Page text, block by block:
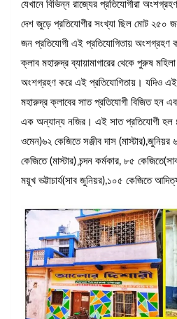
যেখানে বিভিন্ন রাজ্যের প্রতিযোগীরা
দেশ জুড়ে প্রতিযোগীর সংখ্যা ছিল মোট ২৫০
জন প্রতিযোগী এই প্রতিযোগিতায় অংশগ্রহণ
ক্লাব মহারুদ্র ব্যায়ামাগারের থেকে পুরুষ
অংশগ্রহণ করে এই প্রতিযোগিতায়। যদিও এই
মহারুদ্র ক্লাবের সাত প্রতিযোগী বিজিত হন
এক অন্যান্য নজির। এই সাত প্রতিযোগী হল
ওমেন)৬২ কেজিতে সঞ্জীব দাস
কেজিতে (মাস্টার) চন্দন কর্মকার, ৮৫
ময়ূখ ভট্টাচার্য(সাব জুনিয়র),১০৫ কেজিতে